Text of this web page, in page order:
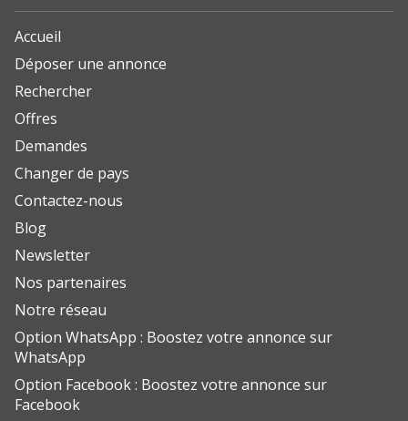
Accueil
Déposer une annonce
Rechercher
Offres
Demandes
Changer de pays
Contactez-nous
Blog
Newsletter
Nos partenaires
Notre réseau
Option WhatsApp : Boostez votre annonce sur
WhatsApp
Option Facebook : Boostez votre annonce sur
Facebook